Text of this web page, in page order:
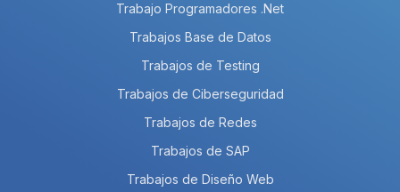
Trabajo Programadores .Net
Trabajos Base de Datos
Trabajos de Testing
Trabajos de Ciberseguridad
Trabajos de Redes
Trabajos de SAP
Trabajos de Diseño Web